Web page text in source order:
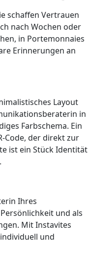
schaffen Vertrauen
nach Wochen oder
in Portemonnaies
Erinnerungen an
Layout
in
Farbschema. Ein
Code, der direkt zur
ist ein Stück Identität
Ihres
und als
Mit Instavites
und